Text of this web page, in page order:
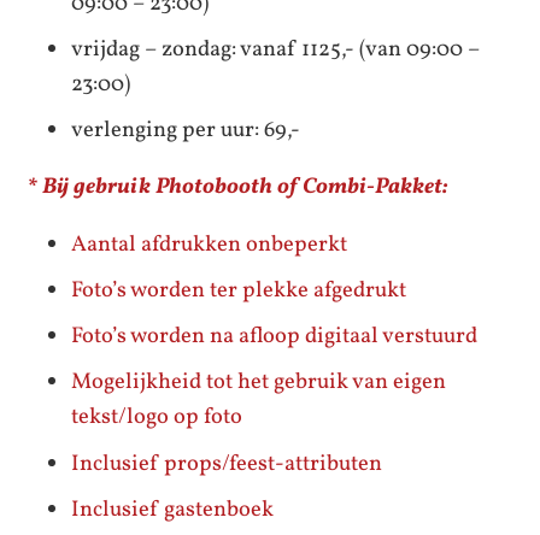
vrijdag – zondag: vanaf 1125,- (van 09:00 –
23:00)
verlenging per uur: 69,-
*Bij gebruik Photobooth of Combi-Pakket:
Aantal afdrukken onbeperkt
Foto’s worden ter plekke afgedrukt
Foto’s worden na afloop digitaal verstuurd
Mogelijkheid tot het gebruik van eigen
tekst/logo op foto
Inclusief props/feest-attributen
Inclusief gastenboek